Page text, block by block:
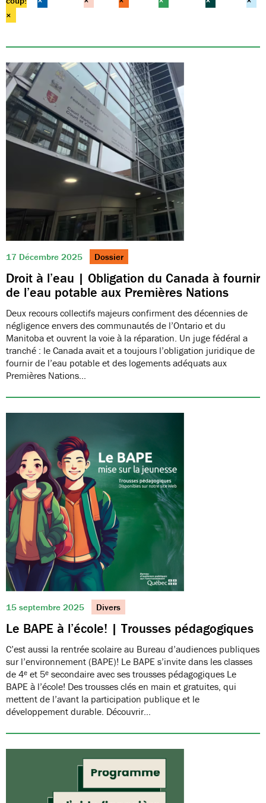
17 Décembre 2025 Dossier
Droit à l’eau | Obligation du Canada à fournir
de l’eau potable aux Premières Nations
Deux recours collectifs majeurs confirment des décennies de
négligence envers des communautés de l’Ontario et du
Manitoba et ouvrent la voie à la réparation. Un juge fédéral a
tranché : le Canada avait et a toujours l’obligation juridique de
fournir de l’eau potable et des logements adéquats aux
Premières Nations…
15 septembre 2025 Divers
Le BAPE à l’école! | Trousses pédagogiques
C’est aussi la rentrée scolaire au Bureau d’audiences publiques
sur l’environnement (BAPE)! Le BAPE s’invite dans les classes
de 4ᵉ et 5ᵉ secondaire avec ses trousses pédagogiques Le
BAPE à l’école! Des trousses clés en main et gratuites, qui
mettent de l’avant la participation publique et le
développement durable. Découvrir…
×